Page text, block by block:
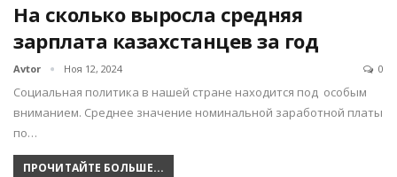
На сколько выросла средняя
зарплата казахстанцев за год
Avtor Ноя 12, 2024 0
Социальная политика в нашей стране находится под особым
вниманием. Среднее значение номинальной заработной платы
по…
ПРОЧИТАЙТЕ БОЛЬШЕ...